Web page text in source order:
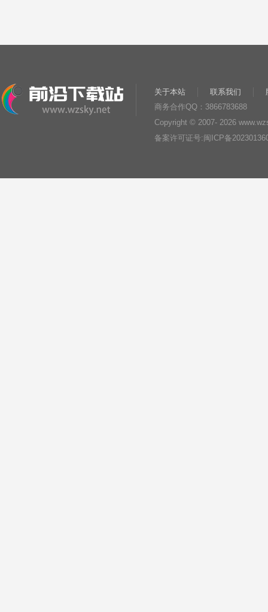
关于本站 联系我们
商务合作QQ：3866783688
Copyright © 2007- 2026
备案许可证号:闽ICP备